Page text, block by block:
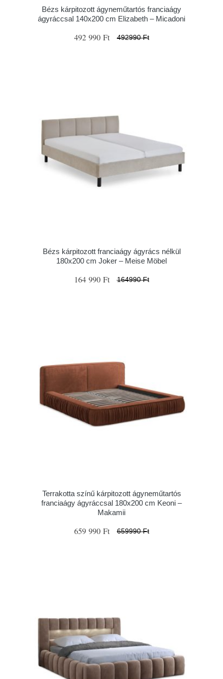
Bézs kárpitozott ágyneműtartós franciaágy
ágyráccsal 140x200 cm Elizabeth – Micadoni
492 990 Ft 492990 Ft
Bézs kárpitozott franciaágy ágyrács nélkül
180x200 cm Joker – Meise Möbel
164 990 Ft 164990 Ft
Terrakotta színű kárpitozott ágyneműtartós
franciaágy ágyráccsal 180x200 cm Keoni –
Makamii
659 990 Ft 659990 Ft